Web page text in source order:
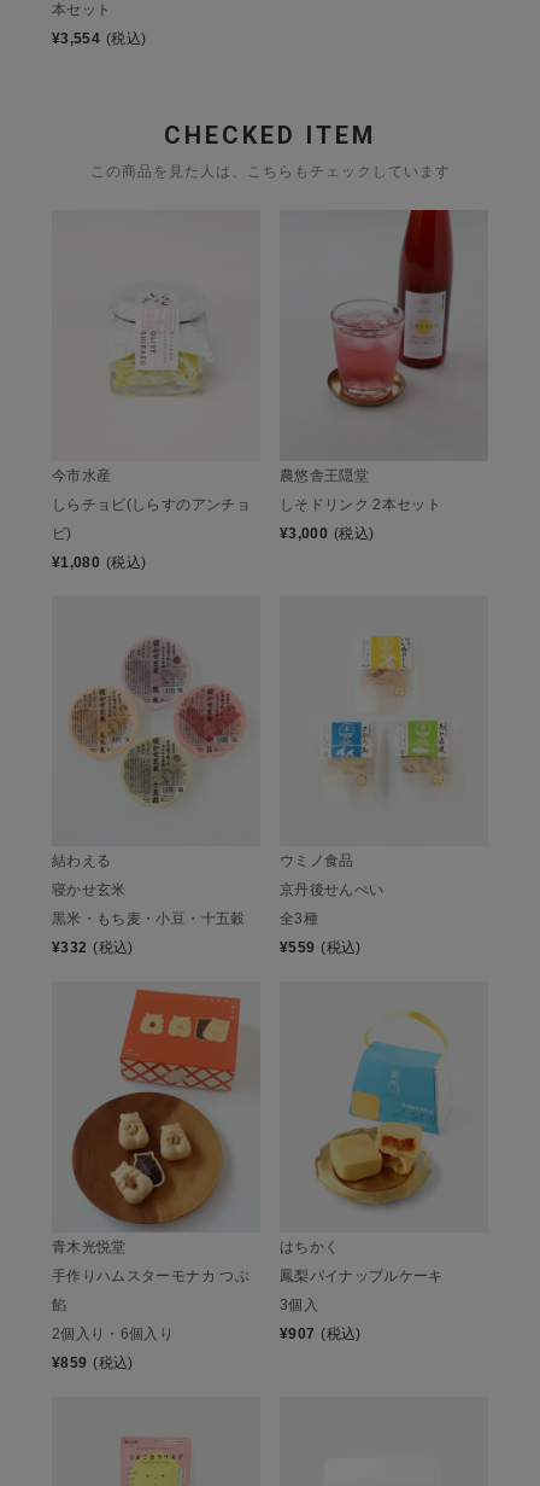
本セット
¥3,554 (税込)
CHECKED ITEM
この商品を見た人は、こちらもチェックしています
今市水産
しらチョビ(しらすのアンチョ
ビ)
¥1,080 (税込)
農悠舎王隠堂
しそドリンク 2本セット
¥3,000 (税込)
結わえる
寝かせ玄米
黒米・もち麦・小豆・十五穀
¥332 (税込)
ウミノ食品
京丹後せんべい
全3種
¥559 (税込)
青木光悦堂
手作りハムスターモナカ つぶ
餡
2個入り・6個入り
¥859 (税込)
はちかく
鳳梨パイナップルケーキ
3個入
¥907 (税込)